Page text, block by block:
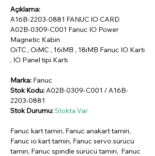
Açıklama:
A16B-2203-0881 FANUC IO CARD
A02B-0309-C001 Fanuc IO Power
Magnetic Kabin
OiTC , OiMC , 16iMB , 18iMB Fanuc IO Kartı
, IO Panel tipi Kartı
Marka: Fanuc
Stok Kodu:A02B-0309-C001 / A16B-
2203-0881
Stok Durumu:Stokta Var
Fanuc kart tamiri, Fanuc anakart tamiri,
Fanuc io kart tamiri, Fanuc servo sürücü
tamiri, Fanuc spindle sürücü tamiri, Fanuc